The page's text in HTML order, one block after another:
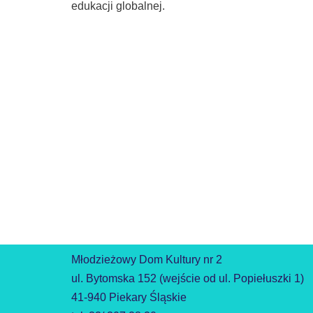
edukacji globalnej.
Młodzieżowy Dom Kultury nr 2
ul. Bytomska 152 (wejście od ul. Popiełuszki 1)
41-940 Piekary Śląskie